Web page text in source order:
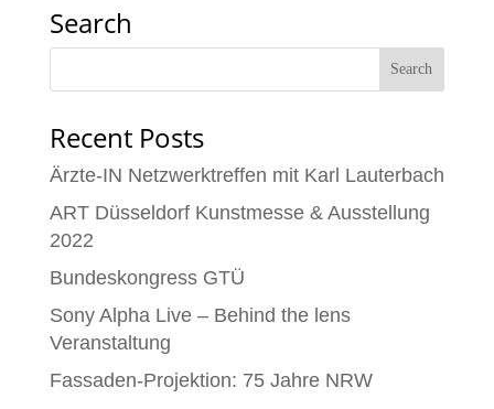
Search
Recent Posts
Ärzte-IN Netzwerktreffen mit Karl Lauterbach
ART Düsseldorf Kunstmesse & Ausstellung
2022
Bundeskongress GTÜ
Sony Alpha Live – Behind the lens
Veranstaltung
Fassaden-Projektion: 75 Jahre NRW